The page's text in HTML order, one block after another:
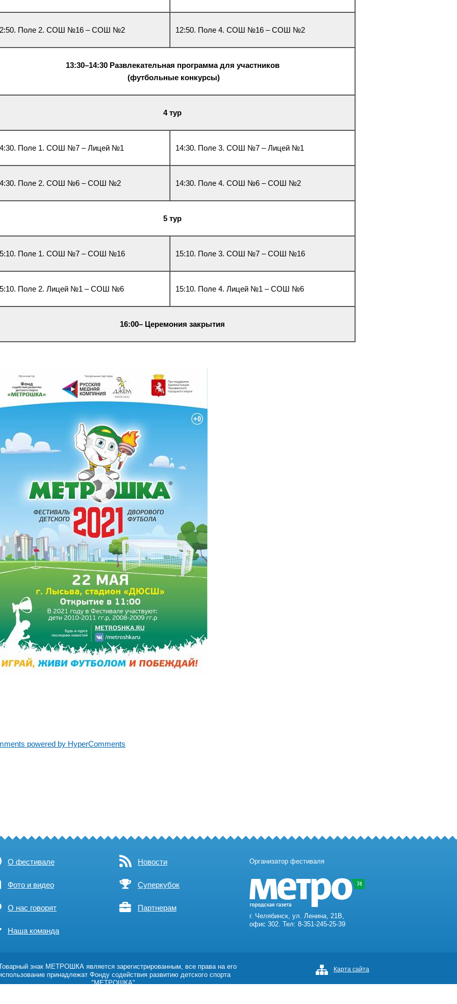
Поле 2. СОШ №16 – СОШ №2 12:50. Поле 4. СОШ №16 – СОШ №2
13:30–14:30 Развлекательная программа для участников
(футбольные конкурсы)
4 тур
Поле 1. СОШ №7 – Лицей №1 14:30. Поле 3. СОШ №7 – Лицей №1
Поле 2. СОШ №6 – СОШ №2 14:30. Поле 4. СОШ №6 – СОШ №2
5 тур
Поле 1. СОШ №7 – СОШ №16 15:10. Поле 3. СОШ №7 – СОШ №16
Поле 2. Лицей №1 – СОШ №6 15:10. Поле 4. Лицей №1 – СОШ №6
16:00– Церемония закрытия
powered by HyperComments
О фестивале Новости
Фото и видео Суперкубок
О нас говорят Партнерам
Наша команда
Организатор фестиваля
г. Челябинск, ул. Ленина, 21В,
офис 302. Тел: 8-351-245-25-39
знак МЕТРОШКА является зарегистрированным, все права на его
принадлежат Фонду содействия развитию детского спорта
"МЕТРОШКА".
Карта сайта